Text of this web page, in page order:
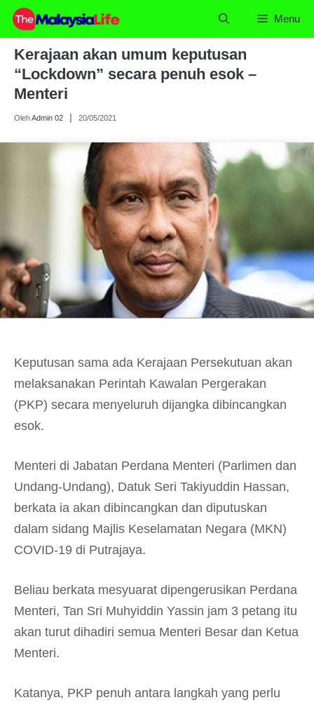
Skip
content
Menu
Kerajaan akan umum keputusan
“Lockdown” secara penuh esok –
Menteri
OlehAdmin 02 20/05/2021
Keputusan sama ada Kerajaan Persekutuan akan
melaksanakan Perintah Kawalan Pergerakan
(PKP) secara menyeluruh dijangka dibincangkan
esok.
Menteri di Jabatan Perdana Menteri (Parlimen dan
Undang-Undang), Datuk Seri Takiyuddin Hassan,
berkata ia akan dibincangkan dan diputuskan
dalam sidang Majlis Keselamatan Negara (MKN)
COVID-19 di Putrajaya.
Beliau berkata mesyuarat dipengerusikan Perdana
Menteri, Tan Sri Muhyiddin Yassin jam 3 petang itu
akan turut dihadiri semua Menteri Besar dan Ketua
Menteri.
Katanya, PKP penuh antara langkah yang perlu